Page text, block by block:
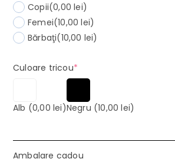
Copii(0,00 lei)
Femei(10,00 lei)
Bărbaţi(10,00 lei)
Culoare tricou*(required)
Alb (0,00 lei)Negru (10,00 lei)
Ambalare cadou